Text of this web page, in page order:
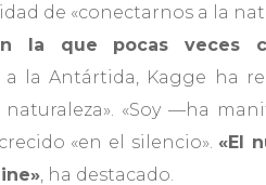
de «conectarnos a la
la que pocas veces
a la Antártida, Kagge ha
«Soy —ha
«en el silencio». «El
, ha destacado.